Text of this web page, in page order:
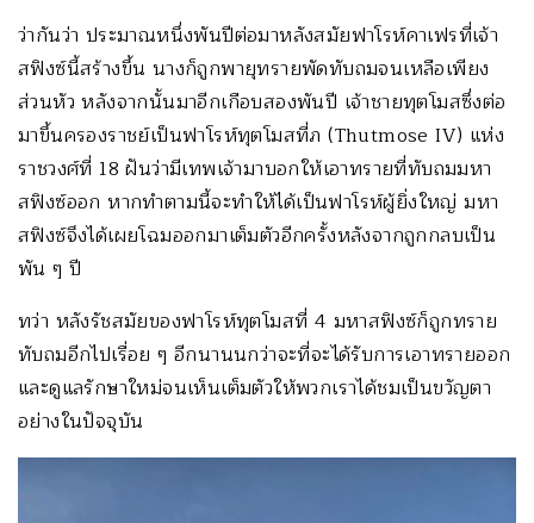
ว่ากันว่า ประมาณหนึ่งพันปีต่อมาหลังสมัยฟาโรห์คาเฟรที่เจ้า
สฟิงซ์นี้สร้างขึ้น นางก็ถูกพายุทรายพัดทับถมจนเหลือเพียง
ส่วนหัว หลังจากนั้นมาอีกเกือบสองพันปี เจ้าชายทุตโมสซึ่งต่อ
มาขึ้นครองราชย์เป็นฟาโรห์ทุตโมสที่ภ (Thutmose IV) แห่ง
ราชวงศ์ที่ 18 ฝันว่ามีเทพเจ้ามาบอกให้เอาทรายที่ทับถมมหา
สฟิงซ์ออก หากทำตามนี้จะทำให้ได้เป็นฟาโรห์ผู้ยิ่งใหญ่ มหา
สฟิงซ์จึงได้เผยโฉมออกมาเต็มตัวอีกครั้งหลังจากถูกกลบเป็น
พัน ๆ ปี
ทว่า หลังรัชสมัยของฟาโรห์ทุตโมสที่ 4 มหาสฟิงซ์ก็ถูกทราย
ทับถมอีกไปเรื่อย ๆ อีกนานนกว่าจะที่จะได้รับการเอาทรายออก
และดูแลรักษาใหม่จนเห็นเต็มตัวให้พวกเราได้ชมเป็นขวัญตา
อย่างในปัจจุบัน